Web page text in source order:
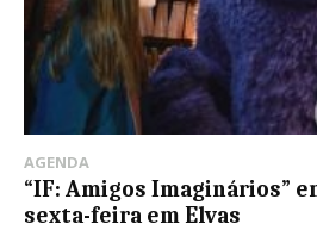
AGENDA
“IF: Amigos Imaginários”
sexta-feira em Elvas